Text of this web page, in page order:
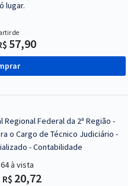
lugar.
de
57,90
Regional Federal da 2ª Região -
o Cargo de Técnico Judiciário -
- Contabilidade
à vista
R$ 20,72